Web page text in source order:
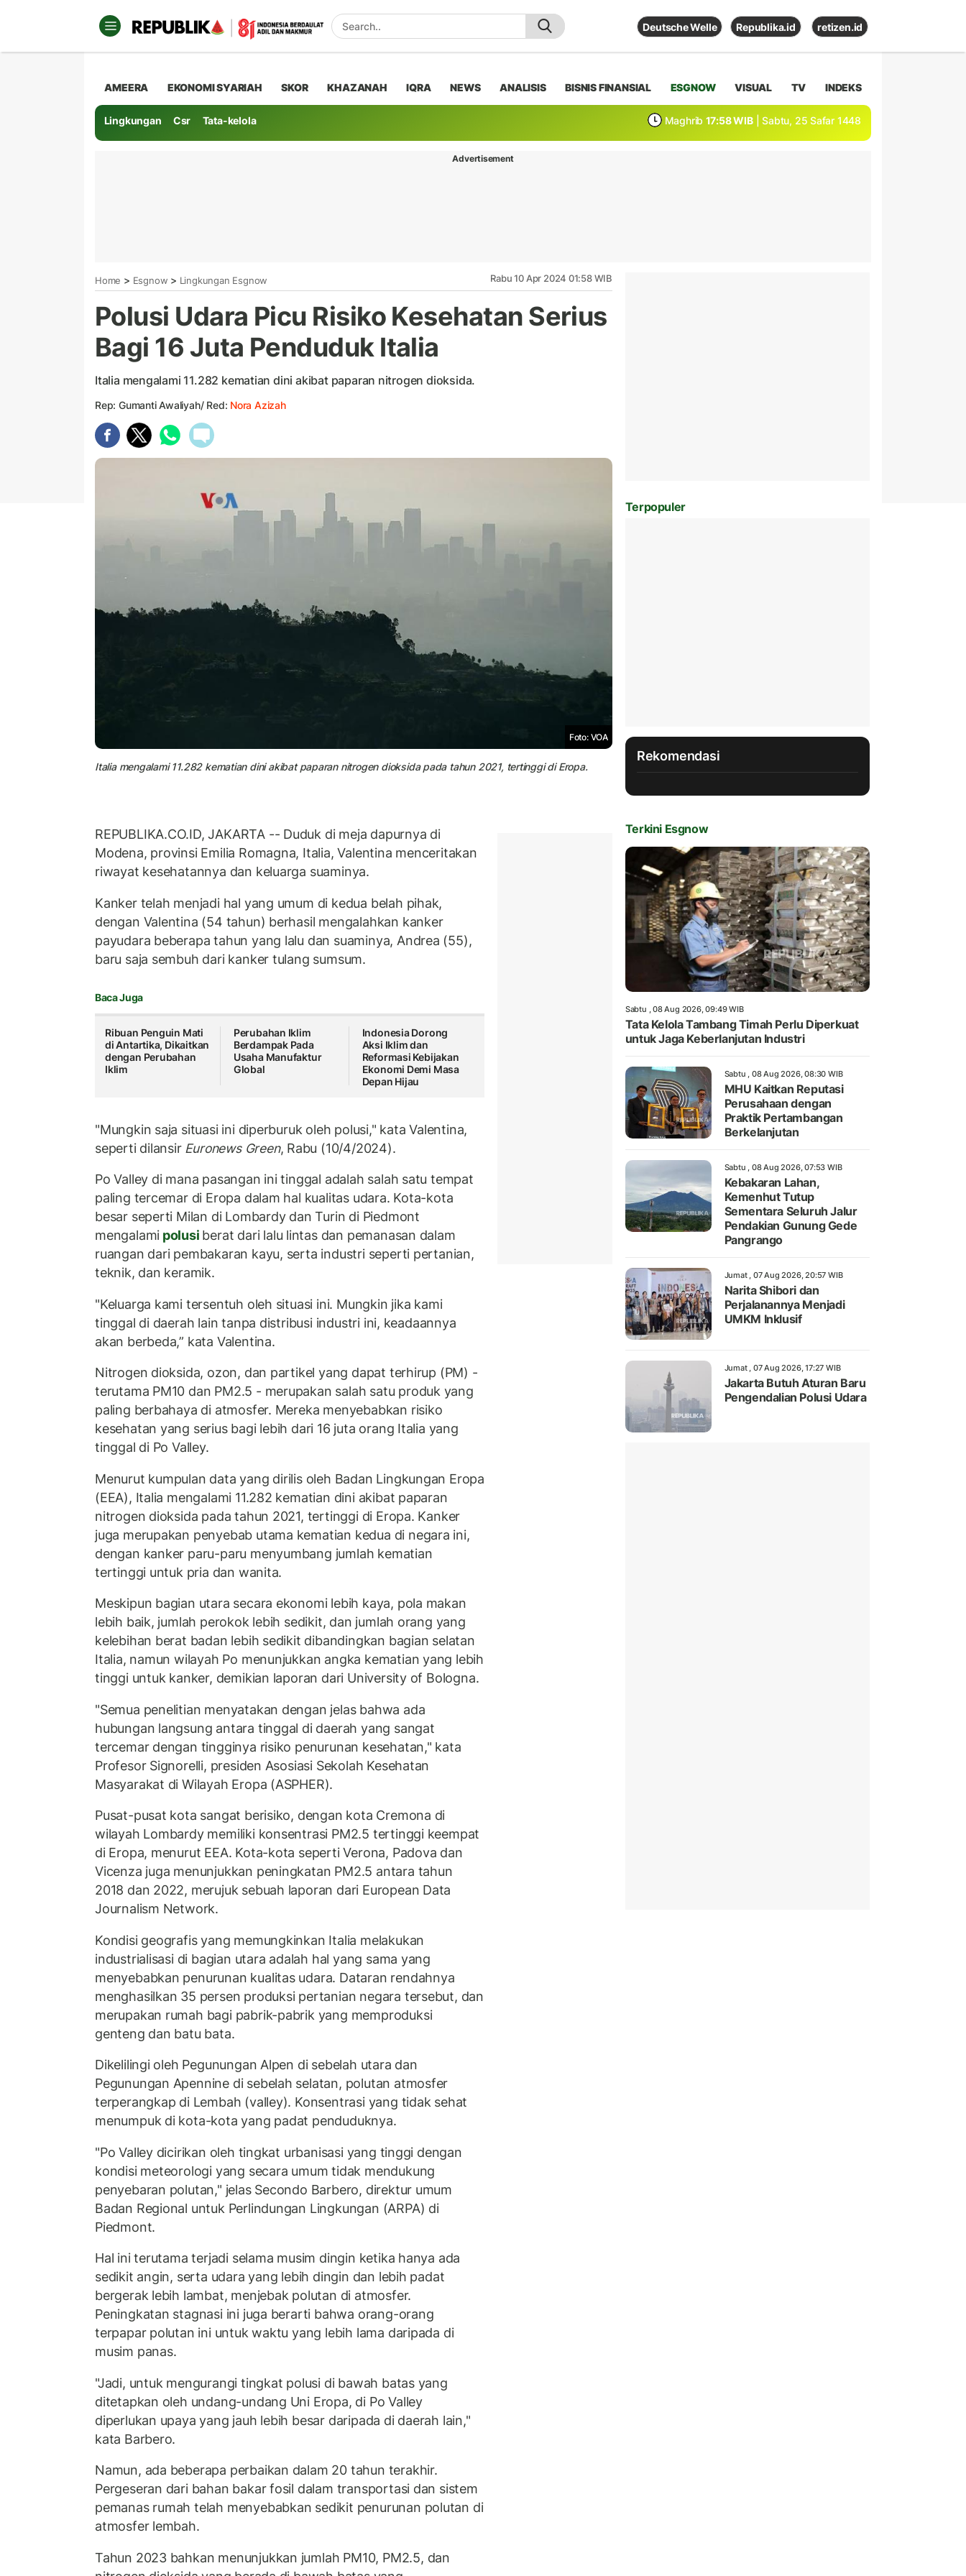
Deutsche Welle Republika.id retizen.id
AMEERA EKONOMI SYARIAH SKOR KHAZANAH IQRA NEWS ANALISIS BISNIS FINANSIAL ESGNOW VISUAL TV INDEKS
Lingkungan Csr Tata-kelola Maghrib 17:58 WIB | Sabtu, 25 Safar 1448
Advertisement
Home > Esgnow > Lingkungan Esgnow Rabu 10 Apr 2024 01:58 WIB
Polusi Udara Picu Risiko Kesehatan Serius
Bagi 16 Juta Penduduk Italia
Italia mengalami 11.282 kematian dini akibat paparan nitrogen dioksida.
Rep: Gumanti Awaliyah/ Red: Nora Azizah
Foto: VOA
Italia mengalami 11.282 kematian dini akibat paparan nitrogen dioksida pada tahun 2021, tertinggi di Eropa.
REPUBLIKA.CO.ID, JAKARTA -- Duduk di meja dapurnya di
Modena, provinsi Emilia Romagna, Italia, Valentina menceritakan
riwayat kesehatannya dan keluarga suaminya.
Kanker telah menjadi hal yang umum di kedua belah pihak,
dengan Valentina (54 tahun) berhasil mengalahkan kanker
payudara beberapa tahun yang lalu dan suaminya, Andrea (55),
baru saja sembuh dari kanker tulang sumsum.
Baca Juga
Ribuan Penguin Mati
di Antartika, Dikaitkan
dengan Perubahan
Iklim
Perubahan Iklim
Berdampak Pada
Usaha Manufaktur
Global
Indonesia Dorong
Aksi Iklim dan
Reformasi Kebijakan
Ekonomi Demi Masa
Depan Hijau
"Mungkin saja situasi ini diperburuk oleh polusi," kata Valentina,
seperti dilansir Euronews Green, Rabu (10/4/2024).
Po Valley di mana pasangan ini tinggal adalah salah satu tempat
paling tercemar di Eropa dalam hal kualitas udara. Kota-kota
besar seperti Milan di Lombardy dan Turin di Piedmont
mengalami polusi berat dari lalu lintas dan pemanasan dalam
ruangan dari pembakaran kayu, serta industri seperti pertanian,
teknik, dan keramik.
"Keluarga kami tersentuh oleh situasi ini. Mungkin jika kami
tinggal di daerah lain tanpa distribusi industri ini, keadaannya
akan berbeda,” kata Valentina.
Nitrogen dioksida, ozon, dan partikel yang dapat terhirup (PM) -
terutama PM10 dan PM2.5 - merupakan salah satu produk yang
paling berbahaya di atmosfer. Mereka menyebabkan risiko
kesehatan yang serius bagi lebih dari 16 juta orang Italia yang
tinggal di Po Valley.
Menurut kumpulan data yang dirilis oleh Badan Lingkungan Eropa
(EEA), Italia mengalami 11.282 kematian dini akibat paparan
nitrogen dioksida pada tahun 2021, tertinggi di Eropa. Kanker
juga merupakan penyebab utama kematian kedua di negara ini,
dengan kanker paru-paru menyumbang jumlah kematian
tertinggi untuk pria dan wanita.
Meskipun bagian utara secara ekonomi lebih kaya, pola makan
lebih baik, jumlah perokok lebih sedikit, dan jumlah orang yang
kelebihan berat badan lebih sedikit dibandingkan bagian selatan
Italia, namun wilayah Po menunjukkan angka kematian yang lebih
tinggi untuk kanker, demikian laporan dari University of Bologna.
"Semua penelitian menyatakan dengan jelas bahwa ada
hubungan langsung antara tinggal di daerah yang sangat
tercemar dengan tingginya risiko penurunan kesehatan," kata
Profesor Signorelli, presiden Asosiasi Sekolah Kesehatan
Masyarakat di Wilayah Eropa (ASPHER).
Pusat-pusat kota sangat berisiko, dengan kota Cremona di
wilayah Lombardy memiliki konsentrasi PM2.5 tertinggi keempat
di Eropa, menurut EEA. Kota-kota seperti Verona, Padova dan
Vicenza juga menunjukkan peningkatan PM2.5 antara tahun
2018 dan 2022, merujuk sebuah laporan dari European Data
Journalism Network.
Kondisi geografis yang memungkinkan Italia melakukan
industrialisasi di bagian utara adalah hal yang sama yang
menyebabkan penurunan kualitas udara. Dataran rendahnya
menghasilkan 35 persen produksi pertanian negara tersebut, dan
merupakan rumah bagi pabrik-pabrik yang memproduksi
genteng dan batu bata.
Dikelilingi oleh Pegunungan Alpen di sebelah utara dan
Pegunungan Apennine di sebelah selatan, polutan atmosfer
terperangkap di Lembah (valley). Konsentrasi yang tidak sehat
menumpuk di kota-kota yang padat penduduknya.
"Po Valley dicirikan oleh tingkat urbanisasi yang tinggi dengan
kondisi meteorologi yang secara umum tidak mendukung
penyebaran polutan," jelas Secondo Barbero, direktur umum
Badan Regional untuk Perlindungan Lingkungan (ARPA) di
Piedmont.
Hal ini terutama terjadi selama musim dingin ketika hanya ada
sedikit angin, serta udara yang lebih dingin dan lebih padat
bergerak lebih lambat, menjebak polutan di atmosfer.
Peningkatan stagnasi ini juga berarti bahwa orang-orang
terpapar polutan ini untuk waktu yang lebih lama daripada di
musim panas.
"Jadi, untuk mengurangi tingkat polusi di bawah batas yang
ditetapkan oleh undang-undang Uni Eropa, di Po Valley
diperlukan upaya yang jauh lebih besar daripada di daerah lain,"
kata Barbero.
Namun, ada beberapa perbaikan dalam 20 tahun terakhir.
Pergeseran dari bahan bakar fosil dalam transportasi dan sistem
pemanas rumah telah menyebabkan sedikit penurunan polutan di
atmosfer lembah.
Tahun 2023 bahkan menunjukkan jumlah PM10, PM2.5, dan
Terpopuler
Rekomendasi
Terkini Esgnow
Sabtu , 08 Aug 2026, 09:49 WIB
Tata Kelola Tambang Timah Perlu Diperkuat
untuk Jaga Keberlanjutan Industri
Sabtu , 08 Aug 2026, 08:30 WIB
MHU Kaitkan Reputasi
Perusahaan dengan
Praktik Pertambangan
Berkelanjutan
Sabtu , 08 Aug 2026, 07:53 WIB
Kebakaran Lahan,
Kemenhut Tutup
Sementara Seluruh Jalur
Pendakian Gunung Gede
Pangrango
Jumat , 07 Aug 2026, 20:57 WIB
Narita Shibori dan
Perjalanannya Menjadi
UMKM Inklusif
Jumat , 07 Aug 2026, 17:27 WIB
Jakarta Butuh Aturan Baru
Pengendalian Polusi Udara